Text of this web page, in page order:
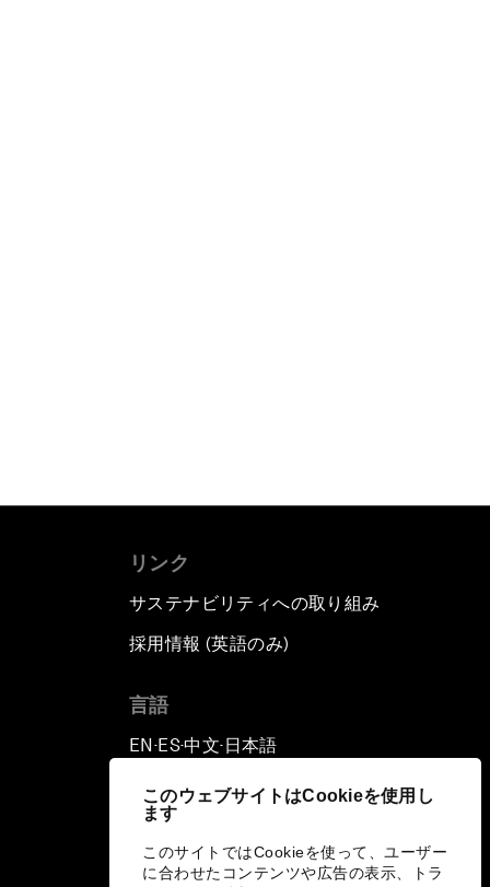
このウェブサイトはCookieを使用し
ます
このサイトではCookieを使って、ユーザー
に合わせたコンテンツや広告の表示、トラ
リンク
サステナビリティへの取り組み
採用情報 (英語のみ)
言語
EN ▪ ES▪中文▪ 日本語